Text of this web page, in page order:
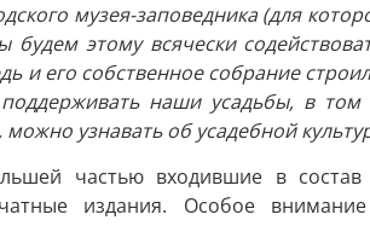
музея-заповедника (для
этому всячески
и его собственное собрание
наши усадьбы, в
узнавать об усадебной
частью входившие в
издания. Особое